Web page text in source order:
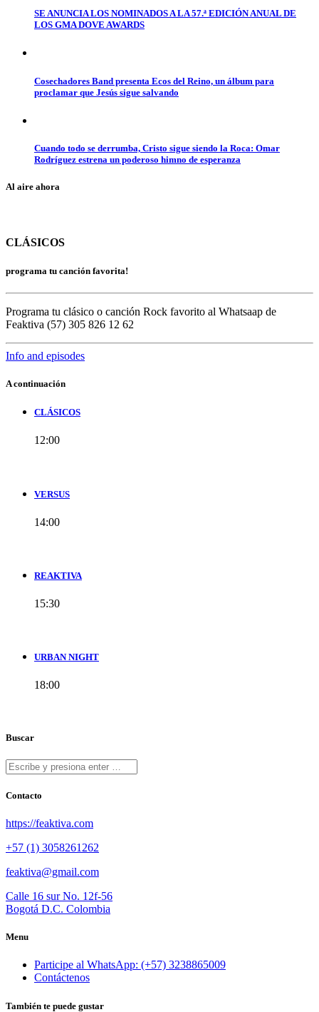
SE ANUNCIA LOS NOMINADOS A LA 57.ª EDICIÓN ANUAL DE
LOS GMA DOVE AWARDS
Cosechadores Band presenta Ecos del Reino, un álbum para
proclamar que Jesús sigue salvando
Cuando todo se derrumba, Cristo sigue siendo la Roca: Omar
Rodríguez estrena un poderoso himno de esperanza
Al aire ahora
CLÁSICOS
programa tu canción favorita!
Programa tu clásico o canción Rock favorito al Whatsaap de
Feaktiva (57) 305 826 12 62
Info and episodes
A continuación
CLÁSICOS
12:00
VERSUS
14:00
REAKTIVA
15:30
URBAN NIGHT
18:00
Buscar
Contacto
https://feaktiva.com
+57 (1) 3058261262
feaktiva@gmail.com
Calle 16 sur No. 12f-56
Bogotá D.C. Colombia
Menu
Participe al WhatsApp: (+57) 3238865009
Contáctenos
También te puede gustar